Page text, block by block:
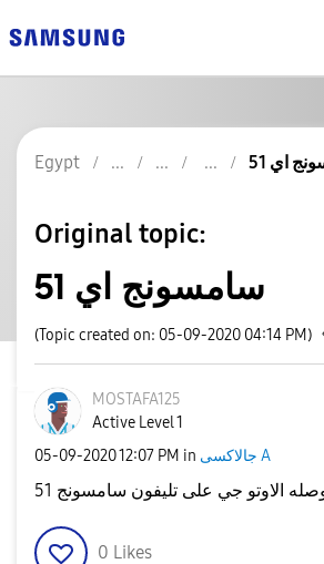
Egypt اي 51
Original topic:
سامسونج اي 51
(Topic created on: 05-09-2020 04:14 PM)
MOSTAFA125
Active Level 1
‎05-09-202012:07 PM in جالاكسى A
الاوتو جي على تليفون سامسونج 51
0 Likes